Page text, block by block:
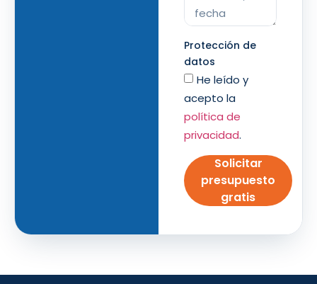
Protección de
datos
He leído y
acepto la
política de
privacidad.
Solicitar
presupuesto
gratis